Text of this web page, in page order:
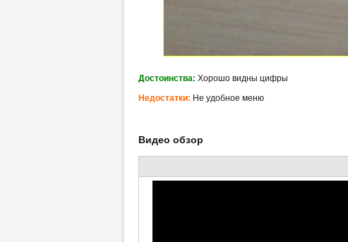
Достоинства: Хорошо видны цифры
Недостатки: Не удобное меню
Видео обзор